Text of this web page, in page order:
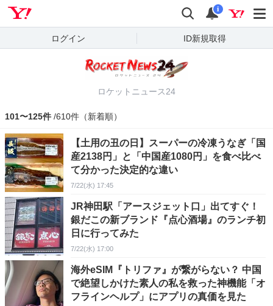
検索 通知
i
ログイン ID新規取得
ロケットニュース24
101〜125件 /610件（新着順）
【土用の丑の日】スーパーの冷凍うなぎ「国
産2138円」と「中国産1080円」を食べ比べ
て分かった決定的な違い
7/22(水) 17:45
JR神田駅「アースジェット口」出てすぐ！
銀だこの新ブランド『点心酒場』のランチ初
日に行ってみた
7/22(水) 17:00
海外eSIM『トリファ』が繋がらない？ 中国
で絶望しかけた素人の私を救った神機能「オ
フラインヘルプ」にアプリの真価を見た